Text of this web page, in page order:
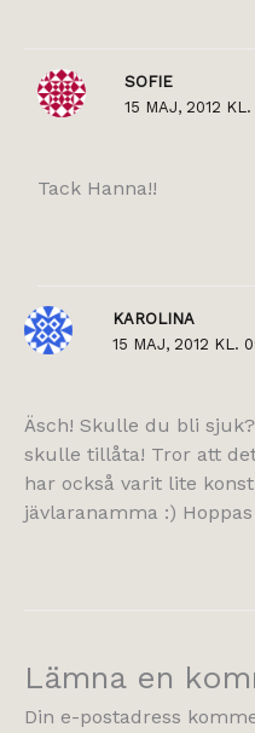
SOFIE
15 MAJ, 2012
Tack Hanna!!
KAROLINA
15 MAJ, 2012 KL.
Äsch! Skulle du bli
skulle tillåta! Tror att
har också varit lite
jävlaranamma :)
Lämna en
Din e-postadress